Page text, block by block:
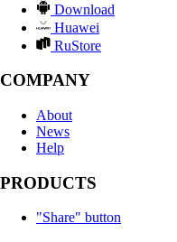
Download
Huawei
RuStore
COMPANY
About
News
Help
PRODUCTS
"Share" button